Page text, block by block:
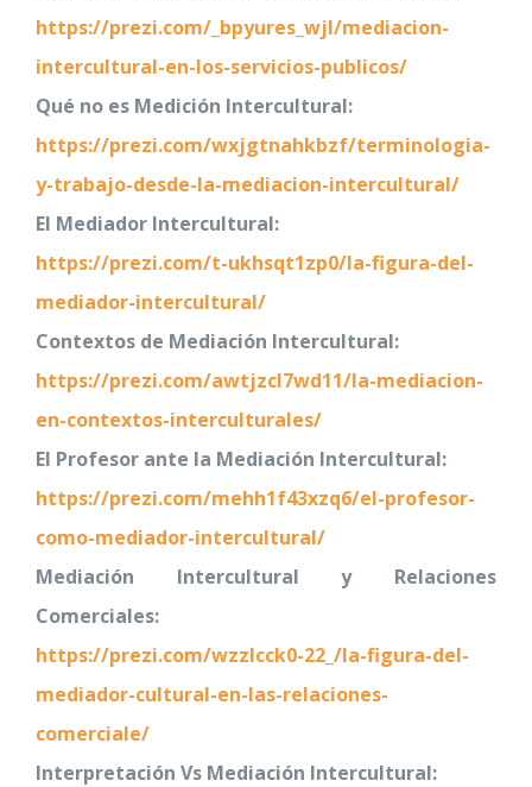
https://prezi.com/_bpyures_wjl/mediacion-
intercultural-en-los-servicios-publicos/
Qué no es Medición Intercultural:
https://prezi.com/wxjgtnahkbzf/terminologia-
y-trabajo-desde-la-mediacion-intercultural/
El Mediador Intercultural:
https://prezi.com/t-ukhsqt1zp0/la-figura-del-
mediador-intercultural/
Contextos de Mediación Intercultural:
https://prezi.com/awtjzcl7wd11/la-mediacion-
en-contextos-interculturales/
El Profesor ante la Mediación Intercultural:
https://prezi.com/mehh1f43xzq6/el-profesor-
como-mediador-intercultural/
Mediación Intercultural y Relaciones
Comerciales:
https://prezi.com/wzzlcck0-22_/la-figura-del-
mediador-cultural-en-las-relaciones-
comerciale/
Interpretación Vs Mediación Intercultural: